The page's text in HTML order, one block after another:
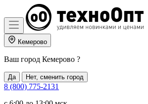
Кемерово
Ваш город Кемерово ?
Да Нет, сменить город
8 (800) 775-2131